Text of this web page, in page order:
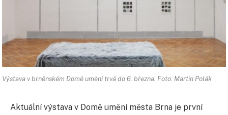
Výstava v brněnském Domě umění trvá do 6. března. Foto: Martin Polák
Aktuální výstava v Domě umění města Brna je první